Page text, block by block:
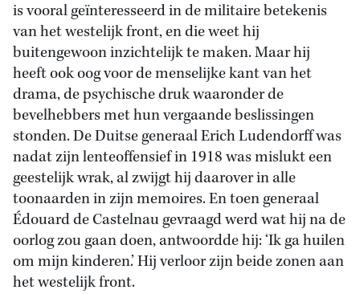
is vooral geïnteresseerd in de militaire betekenis
van het westelijk front, en die weet hij
buitengewoon inzichtelijk te maken. Maar hij
heeft ook oog voor de menselijke kant van het
drama, de psychische druk waaronder de
bevelhebbers met hun vergaande beslissingen
stonden. De Duitse generaal Erich Ludendorff was
nadat zijn lenteoffensief in 1918 was mislukt een
geestelijk wrak, al zwijgt hij daarover in alle
toonaarden in zijn memoires. En toen generaal
Édouard de Castelnau gevraagd werd wat hij na de
oorlog zou gaan doen, antwoordde hij: ‘Ik ga huilen
om mijn kinderen.’ Hij verloor zijn beide zonen aan
het westelijk front.